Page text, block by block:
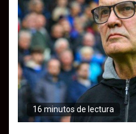
16 minutos de lectura